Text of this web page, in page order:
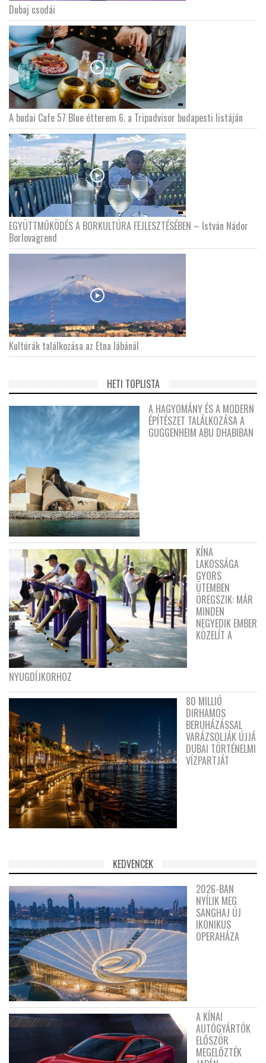
LATIMO.HU
GLOBOBOOK
Dubaj csodái
A budai Cafe 57 Blue étterem 6. a Tripadvisor budapesti listáján
EGYÜTTMŰKÖDÉS A BORKULTÚRA FEJLESZTÉSÉBEN – István Nádor
Borlovagrend
Kultúrák találkozása az Etna lábánál
HETI TOPLISTA
A HAGYOMÁNY ÉS A MODERN
ÉPÍTÉSZET TALÁLKOZÁSA A
GUGGENHEIM ABU DHABIBAN
KÍNA
LAKOSSÁGA
GYORS
ÜTEMBEN
ÖREGSZIK: MÁR
MINDEN
NEGYEDIK EMBER
KÖZELÍT A
NYUGDÍJKORHOZ
80 MILLIÓ
DIRHAMOS
BERUHÁZÁSSAL
VARÁZSOLJÁK ÚJJÁ
DUBAI TÖRTÉNELMI
VÍZPARTJÁT
KEDVENCEK
2026-BAN
NYÍLIK MEG
SANGHAJ ÚJ
IKONIKUS
OPERAHÁZA
A KÍNAI
AUTÓGYÁRTÓK
ELŐSZÖR
MEGELŐZTÉK